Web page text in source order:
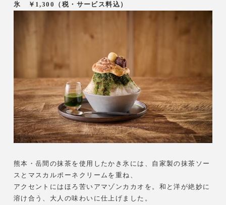
氷 ￥1,300（税・サービス料込）
熊本・岳間の抹茶を使用したかき氷には、自家製の抹茶ソー
スとマスカルポーネクリームを重ね、
アクセントにはほろ苦いアマゾンカカオを。和と洋が絶妙に
溶け合う、大人の味わいに仕上げました。